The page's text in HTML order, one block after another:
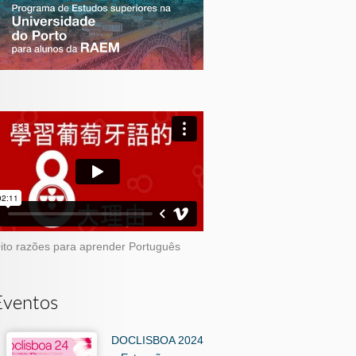
razões para aprender Português
DOCLISBOA 2024